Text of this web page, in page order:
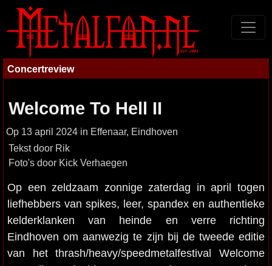
Concertreview
Welcome To Hell II
Op 13 april 2024 in Effenaar, Eindhoven
Tekst door Rik
Foto's door Kick Verhaegen
Op een zeldzaam zonnige zaterdag in april togen
liefhebbers van spikes, leer, spandex en authentieke
kelderklanken van heinde en verre richting
Eindhoven om aanwezig te zijn bij de tweede editie
van het thrash/heavy/speedmetalfestival Welcome